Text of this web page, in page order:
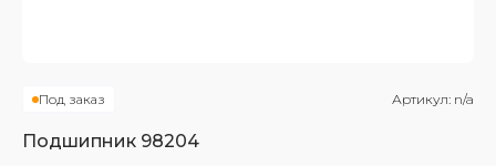
Под заказ Артикул: n/a
Подшипник 98204